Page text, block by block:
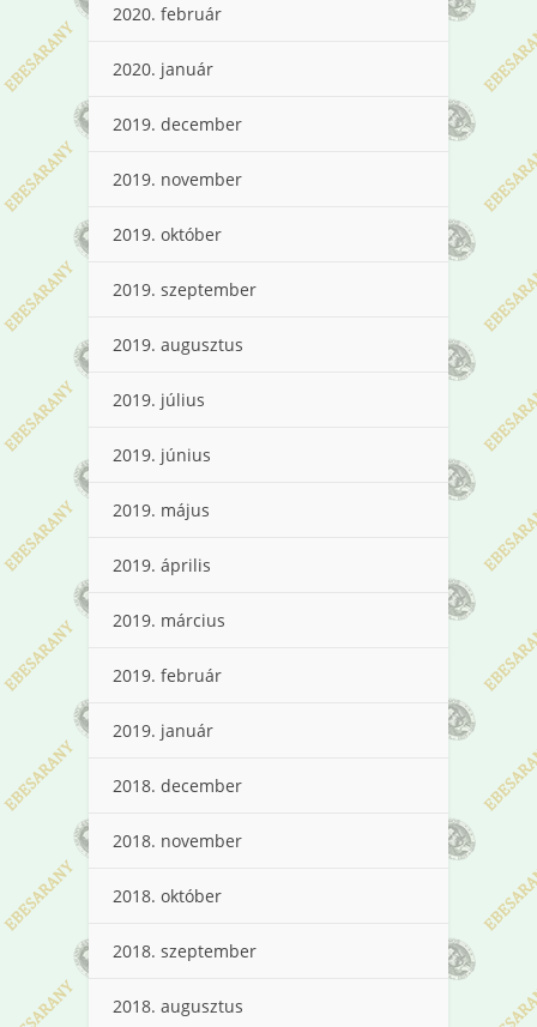
2020. február
2020. január
2019. december
2019. november
2019. október
2019. szeptember
2019. augusztus
2019. július
2019. június
2019. május
2019. április
2019. március
2019. február
2019. január
2018. december
2018. november
2018. október
2018. szeptember
2018. augusztus